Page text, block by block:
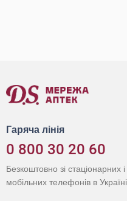
Гаряча лінія
0 800 30 20 60
Безкоштовно зі стаціонарних і
мобільних телефонів в Україні